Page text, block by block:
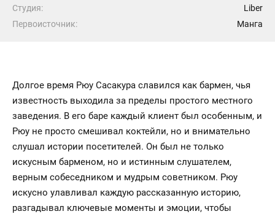
Студия:
Liber
Первоисточник:
Манга
Долгое время Рюу Сасакура славился как бармен, чья
известность выходила за пределы простого местного
заведения. В его баре каждый клиент был особенным, и
Рюу не просто смешивал коктейли, но и внимательно
слушал истории посетителей. Он был не только
искусным барменом, но и истинным слушателем,
верным собеседником и мудрым советником. Рюу
искусно улавливал каждую рассказанную историю,
разгадывал ключевые моменты и эмоции, чтобы